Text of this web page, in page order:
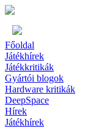
Főoldal
Játékhírek
Játékkritikák
Gyártói blogok
Hardware kritikák
DeepSpace
Hírek
Játékhírek